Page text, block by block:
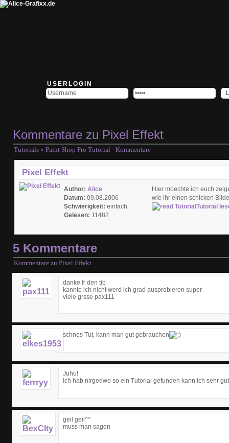
USERLOGIN
Kommentare zu Pixel Effekt
Tutorials » Paint Shop Pro Tutorial - Kommentare
Pixel Effekt
Author: Alice
Datum: 09.08.2006
Schwierigkeit: einfach
Gelesen: 11482
Hier moechte ich euch
wie ihr einen schicken
Tutorial
5 Kommentare
Kommentare zu Pixel Effekt
danke fr den tip
kannte ich nicht werd ich grad ausprobieren super
viele grsse pax111
schnes Tut, kann man gut gebrauchen
Juhu!
Ich hab nirgedwo so ein Tutorial gefunden kann ich sehr
geil geil^^
muss man sagen